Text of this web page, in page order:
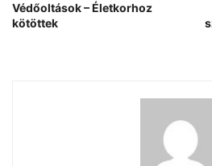
Védőoltások – Életkorhoz
kötöttek